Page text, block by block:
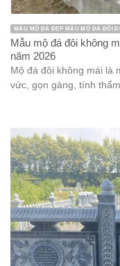
MẪU MỘ ĐÁ ĐẸP MẪU MỘ ĐÁ ĐÔI
Mẫu mộ đá đôi không
năm 2026
Mộ đá đôi không mái là
vức, gọn gàng, tính